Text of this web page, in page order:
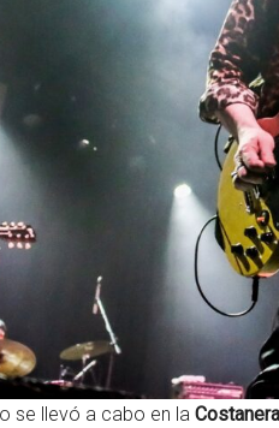
se llevó a cabo en la